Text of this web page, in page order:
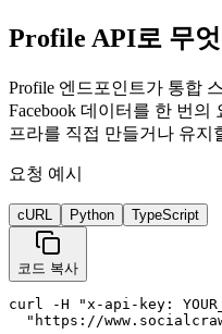
Profile API로 무
Profile 엔드포인트가 통합
Facebook 데이터를 한 번
프라를 직접 만들거나 유지
요청 예시
cURL Python TypeScript
코드 복사
curl -H "x-api-key:
"https://